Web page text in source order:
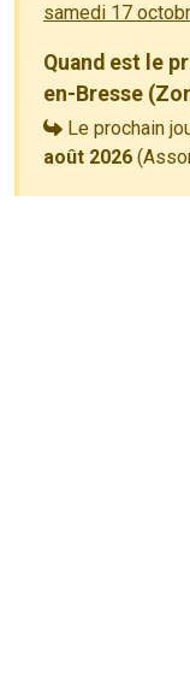
samedi 17
Quand est le
en-Bresse
Le prochain
août 2026